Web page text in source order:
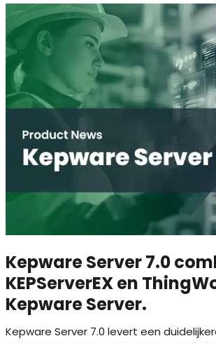
Kepware Server 7.0
KEPServerEX en
Kepware Server.
Kepware Server 7.0 levert een